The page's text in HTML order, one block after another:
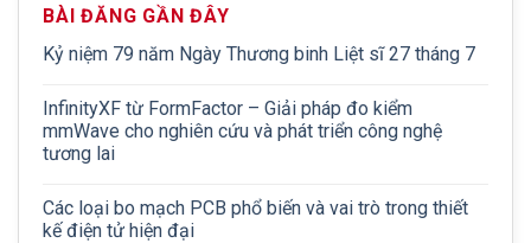
BÀI ĐĂNG GẦN ĐÂY
Kỷ niệm 79 năm Ngày Thương binh Liệt sĩ 27 tháng 7
InfinityXF từ FormFactor – Giải pháp đo kiểm
mmWave cho nghiên cứu và phát triển công nghệ
tương lai
Các loại bo mạch PCB phổ biến và vai trò trong thiết
kế điện tử hiện đại